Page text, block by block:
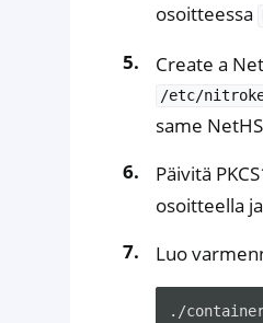
osoitteessa
Create a
/etc/
same
Päivitä
osoitteella
Luo
./